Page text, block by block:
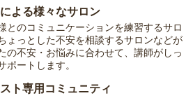
よる様々なサロン
とのコミュニケーションを練習するサロ
ょっとした不安を相談するサロンなどが
の不安・お悩みに合わせて、講師がしっ
ポートします。
ト専用コミュニティ